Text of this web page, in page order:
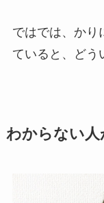
ではでは、かり
ていると、どう
わからない人